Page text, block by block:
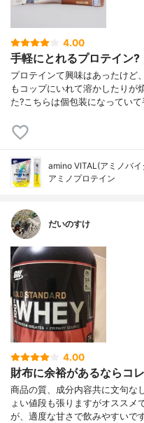
4.00
手軽にとれるプロテイン?
プロテインて興味はあったけど
もコップにいれて溶かしたりが
た?こちらは個包装になってい
amino VITAL(アミノバイ
アミノプロテイン
だいのすけ
4.00
財布に余裕があるならコレ
商品の質、成分内容共に文句な
ょい値段も張りますがオススメ
が、適度な甘さで飲みやすいで